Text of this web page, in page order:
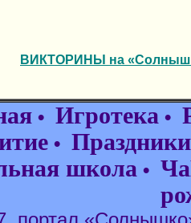
ВИКТОРИНЫ на
• Игротека •
• Праздники
школа •